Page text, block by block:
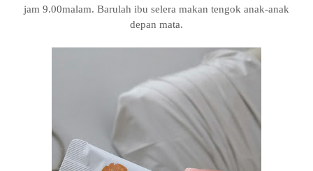
jam 9.00malam. Barulah ibu selera makan tengok anak-anak
depan mata.